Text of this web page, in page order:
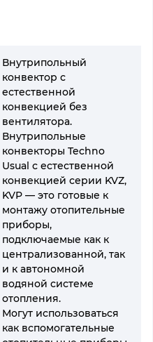
Внутрипольный
конвектор с
естественной
конвекцией без
вентилятора.
Внутрипольные
конвекторы Techno
Usual с естественной
конвекцией серии KVZ,
KVP — это готовые к
монтажу отопительные
приборы,
подключаемые как к
централизованной, так
и к автономной
водяной системе
отопления.
Могут использоваться
как вспомогательные